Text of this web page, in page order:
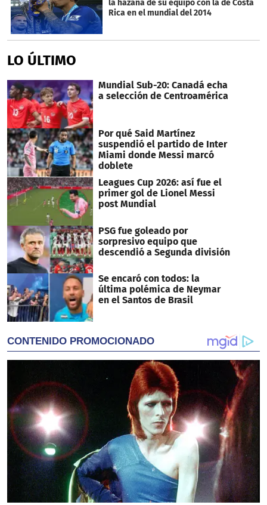
la hazaña de su equipo con la de Costa
Rica en el mundial del 2014
LO ÚLTIMO
Mundial Sub-20: Canadá echa
a selección de Centroamérica
Por qué Said Martínez
suspendió el partido de Inter
Miami donde Messi marcó
doblete
Leagues Cup 2026: así fue el
primer gol de Lionel Messi
post Mundial
PSG fue goleado por
sorpresivo equipo que
descendió a Segunda división
Se encaró con todos: la
última polémica de Neymar
en el Santos de Brasil